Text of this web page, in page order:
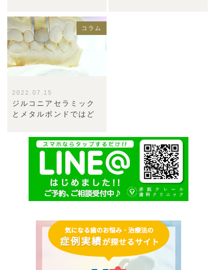
コラム
2022.07.15
ジルコニアセラミック
とメタルボンドではど